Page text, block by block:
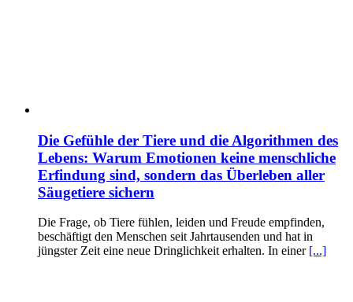
Die Gefühle der Tiere und die Algorithmen des
Lebens: Warum Emotionen keine menschliche
Erfindung sind, sondern das Überleben aller
Säugetiere sichern
Die Frage, ob Tiere fühlen, leiden und Freude empfinden,
beschäftigt den Menschen seit Jahrtausenden und hat in
jüngster Zeit eine neue Dringlichkeit erhalten. In einer [...]